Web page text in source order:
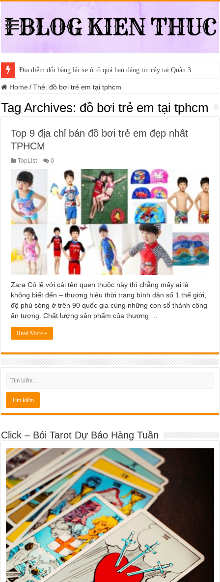
Địa điểm đổi bằng lái xe ô tô quá hạn đáng tin cậy tại Quận 3
Home / Thẻ:đồ bơi trẻ em tại tphcm
Tag Archives: đồ bơi trẻ em tại tphcm
Top 9 địa chỉ bán đồ bơi trẻ em đẹp nhất
TPHCM
TopList 0
Zara Có lẽ với cái tên quen thuộc này thì chẳng mấy ai là
không biết đến – thương hiệu thời trang bình dân số 1 thế giới,
độ phủ sóng ở trên 90 quốc gia cùng những con số thành công
ấn tượng. Chất lượng sản phẩm của thương …
Read More »
Click – Bói Tarot Dự Báo Hàng Tuần